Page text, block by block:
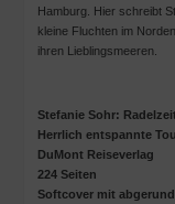
Hamburg. Hier schreibt
kleine Fluchten im
ihren Lieblingsmeeren.
Stefanie Sohr:
Herrlich entspannte
DuMont Reiseverlag
224 Seiten
Softcover mit